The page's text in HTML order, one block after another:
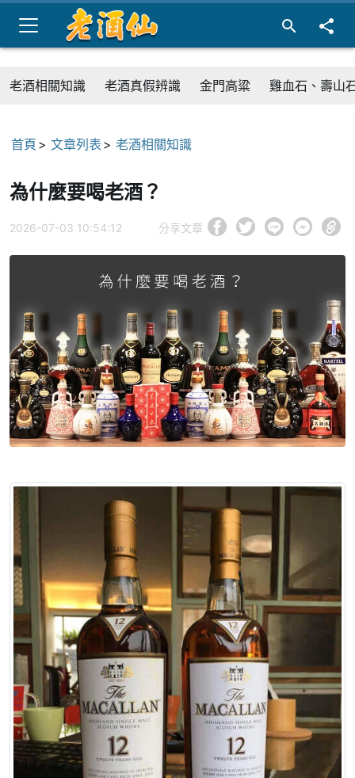
老酒相關知識 老酒真假辨識 金門高粱 雞血石、壽山
首頁 文章列表 老酒相關知識
為什麼要喝老酒？
2026-07-03 10:54:12 分享文章